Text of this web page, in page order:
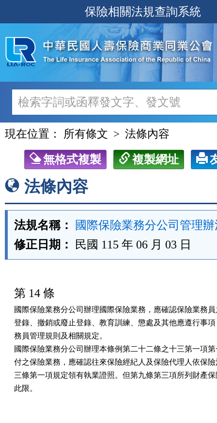
至
主
內
容
保險相關法規查詢系統
現在位置： 所有條文 法條內容
無格式複製 複製網址
法條內容
法規名稱：
國際保險業務分公司管理
修正日期：
民國 115 年 06 月 03 日
第 14 條
國際保險業務分公司辦理國際保險業務，應確認保險業務
登錄、撤銷或廢止登錄、教育訓練、懲處及其他應遵行事
務員管理規則及相關規定。
國際保險業務分公司辦理本條例第二十二條之十三第一項
付之保險業務，應確認往來保險經紀人及保險代理人依保
三條第一項規定領有執業證照。但第九條第三項所列財產
此限。